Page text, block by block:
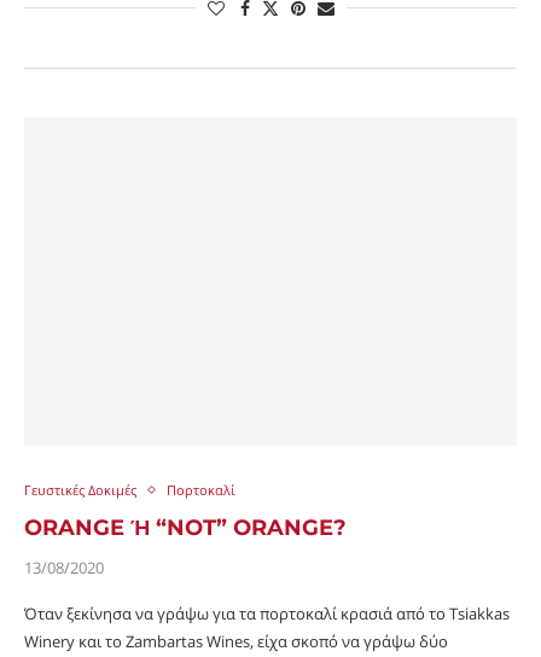
Γευστικές Δοκιμές Πορτοκαλί
ORANGE Ή “NOT” ORANGE?
13/08/2020
Όταν ξεκίνησα να γράψω για τα πορτοκαλί κρασιά από το Tsiakkas
Winery και το Zambartas Wines, είχα σκοπό να γράψω δύο